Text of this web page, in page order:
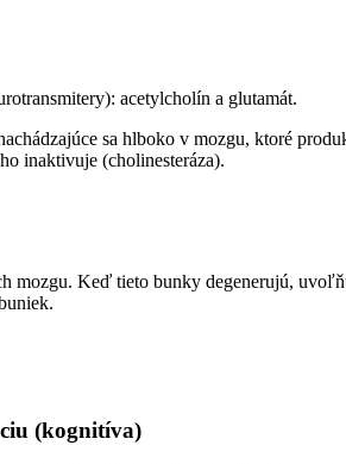
acetylcholín a glutamát.
sa hlboko v mozgu, ktoré
inaktivuje (cholinesteráza).
Keď tieto bunky degenerujú,
(kognitíva)